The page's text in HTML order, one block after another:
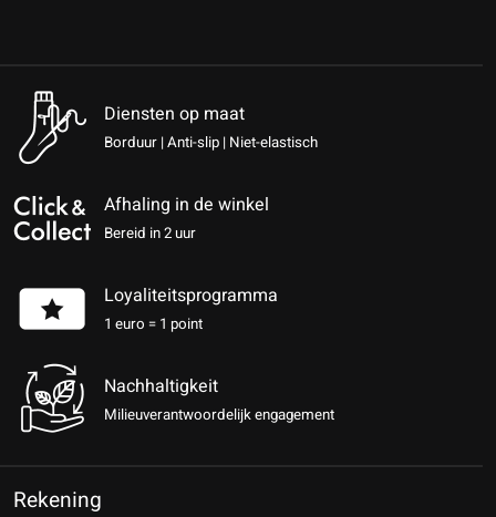
Diensten op maat
Borduur | Anti-slip | Niet-elastisch
Afhaling in de winkel
Bereid in 2 uur
Loyaliteitsprogramma
1 euro = 1 point
Nachhaltigkeit
Milieuverantwoordelijk engagement
Rekening